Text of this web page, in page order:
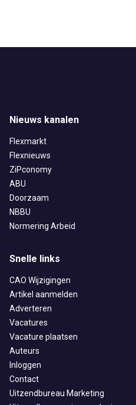
Nieuws kanalen
Flexmarkt
Flexnieuws
ZiPconomy
ABU
Doorzaam
NBBU
Normering Arbeid
Snelle links
CAO Wijzigingen
Artikel aanmelden
Adverteren
Vacatures
Vacature plaatsen
Auteurs
Inloggen
Contact
Uitzendbureau Marketing